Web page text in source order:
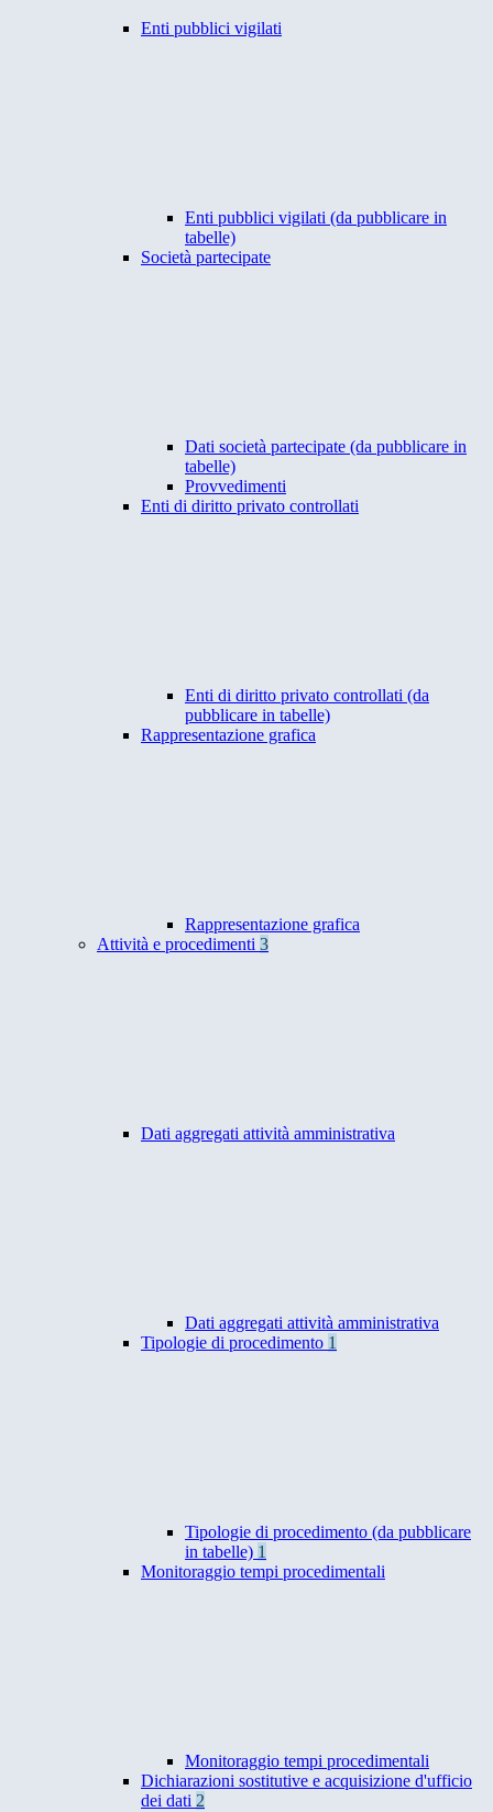
Enti pubblici vigilati
Enti pubblici vigilati (da pubblicare in
tabelle)
Società partecipate
Dati società partecipate (da pubblicare in
tabelle)
Provvedimenti
Enti di diritto privato controllati
Enti di diritto privato controllati (da
pubblicare in tabelle)
Rappresentazione grafica
Rappresentazione grafica
Attività e procedimenti 3
Dati aggregati attività amministrativa
Dati aggregati attività amministrativa
Tipologie di procedimento 1
Tipologie di procedimento (da pubblicare
in tabelle) 1
Monitoraggio tempi procedimentali
Monitoraggio tempi procedimentali
Dichiarazioni sostitutive e acquisizione d'ufficio
dei dati 2